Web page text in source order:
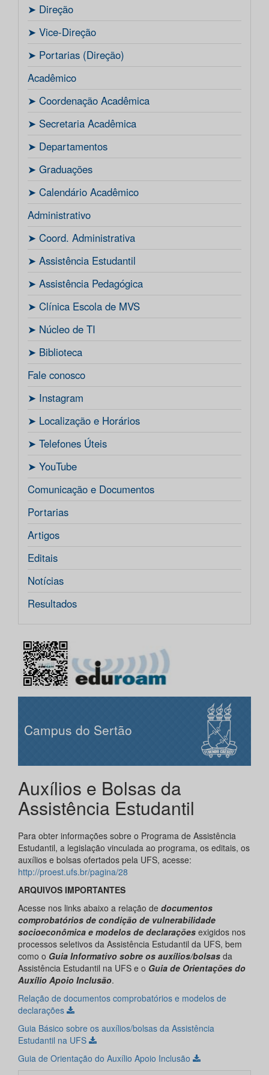
ㅤ➤ Direção
ㅤ➤ Vice-Direção
ㅤ➤ Portarias (Direção)
Acadêmico
ㅤ➤ Coordenação Acadêmica
ㅤㅤ➤ Secretaria Acadêmica
ㅤ➤ Departamentos
ㅤ➤ Graduações
ㅤ➤ Calendário Acadêmico
Administrativo
ㅤ➤ Coord. Administrativa
ㅤ➤ Assistência Estudantil
ㅤ➤ Assistência Pedagógica
ㅤ➤ Clínica Escola de MVS
ㅤ➤ Núcleo de TI
ㅤ➤ Biblioteca
Fale conosco
ㅤ➤ Instagram
ㅤ➤ Localização e Horários
ㅤ➤ Telefones Úteis
ㅤ➤ YouTube
Comunicação e Documentos
Portarias
Artigos
Editais
Notícias
Resultados
Campus do Sertão
Auxílios e Bolsas da
Assistência Estudantil
Para obter informações sobre o Programa de Assistência
Estudantil, a legislação vinculada ao programa, os editais, os
auxílios e bolsas ofertados pela UFS, acesse:
http://proest.ufs.br/pagina/28
ARQUIVOS IMPORTANTES
Acesse nos links abaixo a relação de documentos
comprobatórios de condição de vulnerabilidade
socioeconômica e modelos de declarações exigidos nos
processos seletivos da Assistência Estudantil da UFS, bem
como o Guia Informativo sobre os auxílios/bolsas da
Assistência Estudantil na UFS e o Guia de Orientações do
Auxílio Apoio Inclusão.
Relação de documentos comprobatórios e modelos de
declarações
Guia Básico sobre os auxílios/bolsas da Assistência
Estudantil na UFS
Guia de Orientação do Auxílio Apoio Inclusão